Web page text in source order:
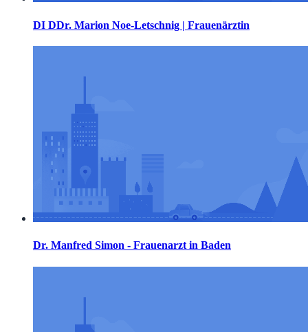
DI DDr. Marion Noe-Letschnig | Frauenärztin
Dr. Manfred Simon - Frauenarzt in Baden